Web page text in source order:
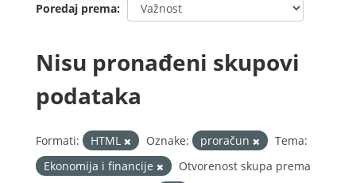
Poredaj prema
Nisu pronađeni skupovi
podataka
Formati: HTML Oznake: proračun
Tema:
Ekonomija i financije
Otvorenost skupa prema